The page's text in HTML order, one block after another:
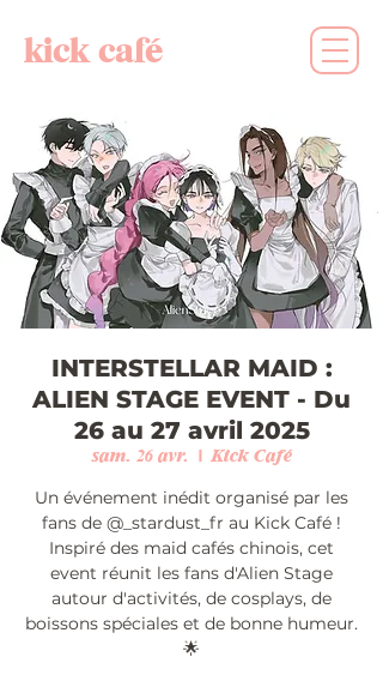
kick café
INTERSTELLAR MAID :
ALIEN STAGE EVENT - Du
26 au 27 avril 2025
sam. 26 avr.
  |
Kick Café
Un événement inédit organisé par les
fans de @_stardust_fr au Kick Café !
Inspiré des maid cafés chinois, cet
event réunit les fans d'Alien Stage
autour d'activités, de cosplays, de
boissons spéciales et de bonne humeur.
🌟